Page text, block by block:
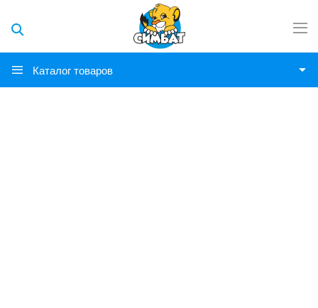
Каталог товаров